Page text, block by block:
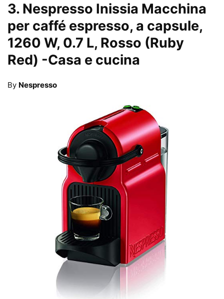
3. Nespresso Inissia Macchina
per caffé espresso, a capsule,
1260 W, 0.7 L, Rosso (Ruby
Red) -Casa e cucina
By Nespresso